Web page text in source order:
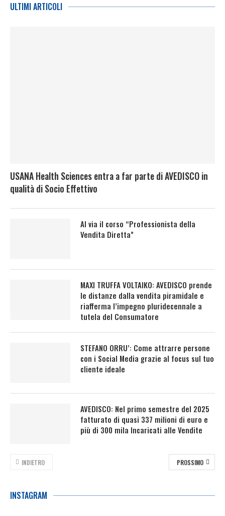
ULTIMI ARTICOLI
USANA Health Sciences entra a far parte di AVEDISCO in
qualità di Socio Effettivo
Al via il corso “Professionista della
Vendita Diretta”
MAXI TRUFFA VOLTAIKO: AVEDISCO prende
le distanze dalla vendita piramidale e
riafferma l’impegno pluridecennale a
tutela del Consumatore
STEFANO ORRU’: Come attrarre persone
con i Social Media grazie al focus sul tuo
cliente ideale
AVEDISCO: Nel primo semestre del 2025
fatturato di quasi 337 milioni di euro e
più di 300 mila Incaricati alle Vendite
INDIETRO PROSSIMO
INSTAGRAM